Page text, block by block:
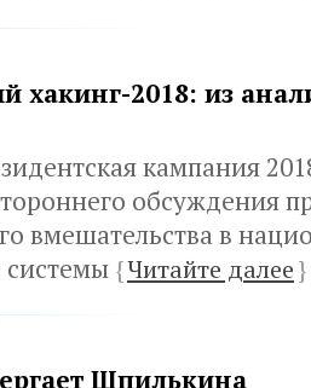
хакинг-2018: из
кампания
обсуждения
вмешательства в
системы {Читайте далее}
Шпилькина